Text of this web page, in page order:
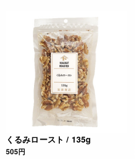
くるみロースト / 135g
505円